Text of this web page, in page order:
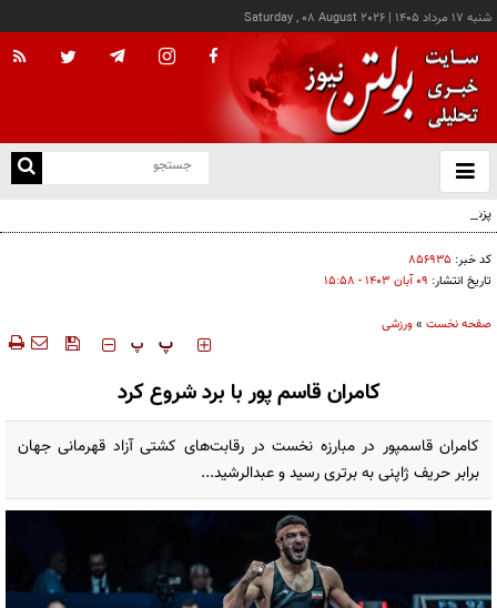
شنبه ۱۷ مرداد ۱۴۰۵ |
Saturday , 08 August 2026
باز
و
پزشکیان: خدمت بی‌منت و مشارکت مردمی، پایه حل مشکلات کشور است
کد خبر: ۸۵۶۹۳۵
تاریخ انتشار: ۰۹ آبان ۱۴۰۳ - ۱۵:۵۸
صفحه نخست »ورزشی
‍‍‍ پ پ
کامران قاسم پور با برد شروع کرد
کامران قاسمپور در مبارزه نخست در رقابت‌های کشتی آزاد قهرمانی جهان
برابر حریف ژاپنی به برتری رسید و عبدالرشید...